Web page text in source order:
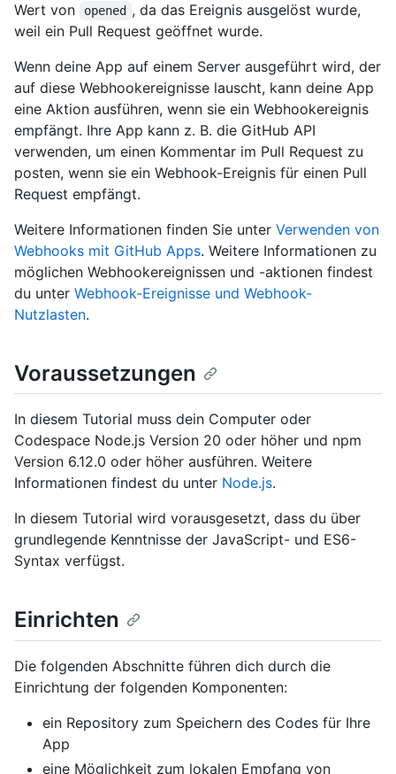
Wert von
opened , da das Ereignis ausgelöst wurde,
weil ein Pull Request geöffnet wurde.
Wenn deine App auf einem Server ausgeführt wird, der
auf diese Webhookereignisse lauscht, kann deine App
eine Aktion ausführen, wenn sie ein Webhookereignis
empfängt. Ihre App kann z. B. die GitHub API
verwenden, um einen Kommentar im Pull Request zu
posten, wenn sie ein Webhook-Ereignis für einen Pull
Request empfängt.
Weitere Informationen finden Sie unter Verwenden von
Webhooks mit GitHub Apps. Weitere Informationen zu
möglichen Webhookereignissen und -aktionen findest
du unter Webhook-Ereignisse und Webhook-
Nutzlasten.
Voraussetzungen
In diesem Tutorial muss dein Computer oder
Codespace Node.js Version 20 oder höher und npm
Version 6.12.0 oder höher ausführen. Weitere
Informationen findest du unter Node.js.
In diesem Tutorial wird vorausgesetzt, dass du über
grundlegende Kenntnisse der JavaScript- und ES6-
Syntax verfügst.
Einrichten
Die folgenden Abschnitte führen dich durch die
Einrichtung der folgenden Komponenten:
ein Repository zum Speichern des Codes für Ihre
App
eine Möglichkeit zum lokalen Empfang von